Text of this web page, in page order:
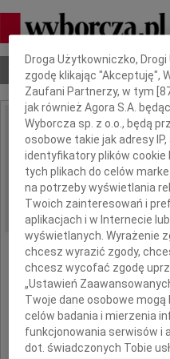
Nekrologi Odeszli
IMIĘ I NAZWISKO:
REGION: Poznań
DATA EMISJI: 18.01.2012
Dnia
Dbamy o Twoją prywatność
Droga Użytkowniczko,
zgodę klikając "Akceptuję",
Zaufani Partnerzy, w tym [
jak również Agora S.A.
Wyborcza sp. z o.o., będą
osobowe takie jak adresy
identyfikatory plików cookie
tych plikach do celów
na potrzeby wyświetlania
Twoich zainteresowań i
aplikacjach i w Internecie
wyświetlanych. Wyrażenie
chcesz wyrazić zgody,
chcesz wycofać zgodę
„Ustawień
Twoje dane osobowe
celów badania i mierzenia
funkcjonowania serwisów i
dot. świadczonych Tobie